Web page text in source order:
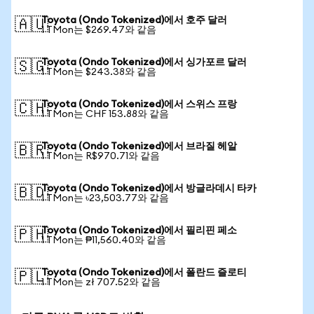
🇦🇺Toyota (Ondo Tokenized)에서 호주 달러
1 TMon는 $269.47와 같음
🇸🇬Toyota (Ondo Tokenized)에서 싱가포르 달러
1 TMon는 $243.38와 같음
🇨🇭Toyota (Ondo Tokenized)에서 스위스 프랑
1 TMon는 CHF 153.88와 같음
🇧🇷Toyota (Ondo Tokenized)에서 브라질 헤알
1 TMon는 R$970.71와 같음
🇧🇩Toyota (Ondo Tokenized)에서 방글라데시 타카
1 TMon는 ৳23,503.77와 같음
🇵🇭Toyota (Ondo Tokenized)에서 필리핀 페소
1 TMon는 ₱11,560.40와 같음
🇵🇱Toyota (Ondo Tokenized)에서 폴란드 즐로티
1 TMon는 zł 707.52와 같음